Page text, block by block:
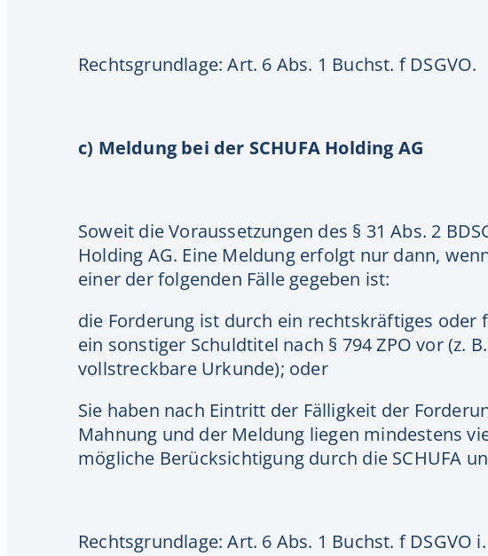
Rechtsgrundlage: Art. 6 Abs. 1 Buchst. f DSGVO.
c) Meldung bei der SCHUFA Holding AG
Soweit die Voraussetzungen des § 31 Abs. 2
Holding AG. Eine Meldung erfolgt nur dann,
einer der folgenden Fälle gegeben ist:
die Forderung ist durch ein rechtskräftiges
ein sonstiger Schuldtitel nach § 794 ZPO vor (z.
vollstreckbare Urkunde); oder
Sie haben nach Eintritt der Fälligkeit der
Mahnung und der Meldung liegen mindestens
mögliche Berücksichtigung durch die SCHUFA
Rechtsgrundlage: Art. 6 Abs. 1 Buchst. f DSGVO